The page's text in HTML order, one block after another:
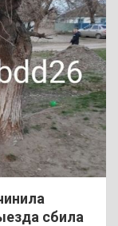
сбила